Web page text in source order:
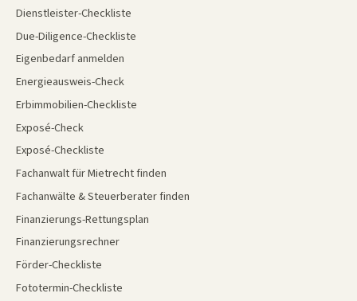
Dienstleister-Checkliste
Due-Diligence-Checkliste
Eigenbedarf anmelden
Energieausweis-Check
Erbimmobilien-Checkliste
Exposé-Check
Exposé-Checkliste
Fachanwalt für Mietrecht finden
Fachanwälte & Steuerberater finden
Finanzierungs-Rettungsplan
Finanzierungsrechner
Förder-Checkliste
Fototermin-Checkliste